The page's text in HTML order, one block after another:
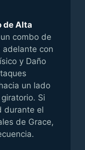
de Alta
combo de
adelante con
y Daño
un lado
Si
durante el
de Grace,